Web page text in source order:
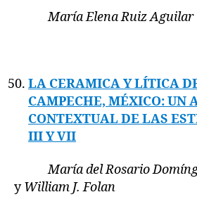
María Elena Ruiz Aguilar
LA CERAMICA Y LÍTICA
CAMPECHE, MÉXICO: UN
CONTEXTUAL DE LAS
III Y VII
María del Rosario
yWilliam J. Folan